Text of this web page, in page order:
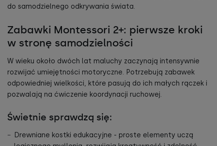
do samodzielnego odkrywania świata.
Zabawki Montessori 2+: pierwsze kroki
w stronę samodzielności
W wieku około dwóch lat maluchy zaczynają intensywnie
rozwijać umiejętności motoryczne. Potrzebują zabawek
odpowiedniej wielkości, które pasują do ich małych rączek i
pozwalają na ćwiczenie koordynacji ruchowej.
Świetnie sprawdzą się:
Drewniane kostki edukacyjne - proste elementy uczą